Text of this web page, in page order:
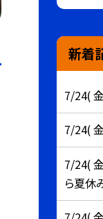
新着
7/24(
7/24(
7/24(
ら夏休